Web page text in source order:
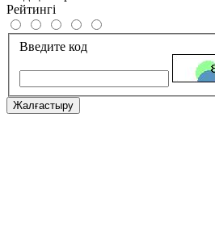
Рейтингі
Введите код
Жалғастыру